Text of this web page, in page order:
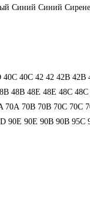
Синий Синий
40С 40С 42 42 42B 42B
48В 48Е 48Е 48С 48С
70A 70B 70B 70C 70C
90E 90E 90В 90В 95C